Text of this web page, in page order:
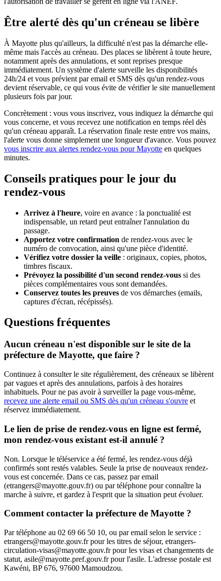
Être alerté dès qu'un créneau se libère
À Mayotte plus qu'ailleurs, la difficulté n'est pas la démarche elle-
même mais l'accès au créneau. Des places se libèrent à toute heure,
notamment après des annulations, et sont reprises presque
immédiatement. Un système d'alerte surveille les disponibilités
24h/24 et vous prévient par email et SMS dès qu'un rendez-vous
devient réservable, ce qui vous évite de vérifier le site manuellement
plusieurs fois par jour.
Concrètement : vous vous inscrivez, vous indiquez la démarche qui
vous concerne, et vous recevez une notification en temps réel dès
qu'un créneau apparaît. La réservation finale reste entre vos mains,
l'alerte vous donne simplement une longueur d'avance. Vous pouvez
vous inscrire aux alertes rendez-vous pour Mayotte en quelques
minutes.
Conseils pratiques pour le jour du
rendez-vous
Arrivez à l'heure, voire en avance : la ponctualité est
indispensable, un retard peut entraîner l'annulation du
passage.
Apportez votre confirmation de rendez-vous avec le
numéro de convocation, ainsi qu'une pièce d'identité.
Vérifiez votre dossier la veille : originaux, copies, photos,
timbres fiscaux.
Prévoyez la possibilité d'un second rendez-vous si des
pièces complémentaires vous sont demandées.
Conservez toutes les preuves de vos démarches (emails,
captures d'écran, récépissés).
Questions fréquentes
Aucun créneau n'est disponible sur le site de la
préfecture de Mayotte, que faire ?
Continuez à consulter le site régulièrement, des créneaux se libèrent
par vagues et après des annulations, parfois à des horaires
inhabituels. Pour ne pas avoir à surveiller la page vous-même,
recevez une alerte email ou SMS dès qu'un créneau s'ouvre et
réservez immédiatement.
Le lien de prise de rendez-vous en ligne est fermé,
mon rendez-vous existant est-il annulé ?
Non. Lorsque le téléservice a été fermé, les rendez-vous déjà
confirmés sont restés valables. Seule la prise de nouveaux rendez-
vous est concernée. Dans ce cas, passez par email
(etrangers@mayotte.gouv.fr) ou par téléphone pour connaître la
marche à suivre, et gardez à l'esprit que la situation peut évoluer.
Comment contacter la préfecture de Mayotte ?
Par téléphone au 02 69 66 50 10, ou par email selon le service :
etrangers@mayotte.gouv.fr pour les titres de séjour, etrangers-
circulation-visas@mayotte.gouv.fr pour les visas et changements de
statut, asile@mayotte.pref.gouv.fr pour l'asile. L'adresse postale est
Kawéni, BP 676, 97600 Mamoudzou.